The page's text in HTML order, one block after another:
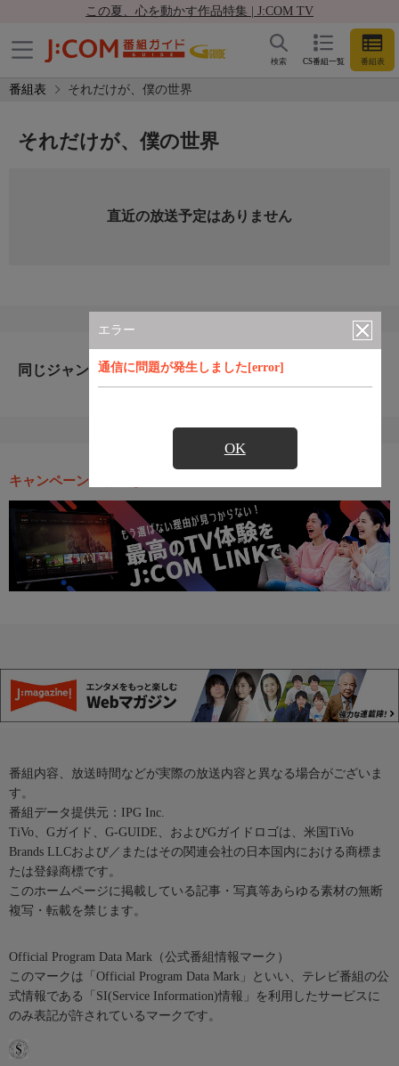
この夏、心を動かす作品特集 | J:COM TV
CS番組一覧 番組表
検索
番組表 それだけが、僕の世界
エラー
通信に問題が発生しました[error]
OK
それだけが、僕の世界
直近の放送予定はありません
同じジャンルのおすすめ番組
キャンペーン・お得な情報
番組内容、放送時間などが実際の放送内容と異なる場合がございま
す。
番組データ提供元：IPG Inc.
TiVo、Gガイド、G-GUIDE、およびGガイドロゴは、米国TiVo
Brands LLCおよび／またはその関連会社の日本国内における商標ま
たは登録商標です。
このホームページに掲載している記事・写真等あらゆる素材の無断
複写・転載を禁じます。
Official Program Data Mark（公式番組情報マーク）
このマークは「Official Program Data Mark」といい、テレビ番組の公
式情報である「SI(Service Information)情報」を利用したサービスに
のみ表記が許されているマークです。